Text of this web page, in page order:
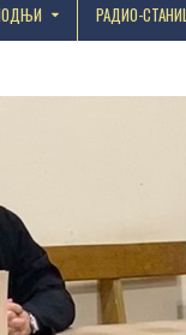
РАДИО-